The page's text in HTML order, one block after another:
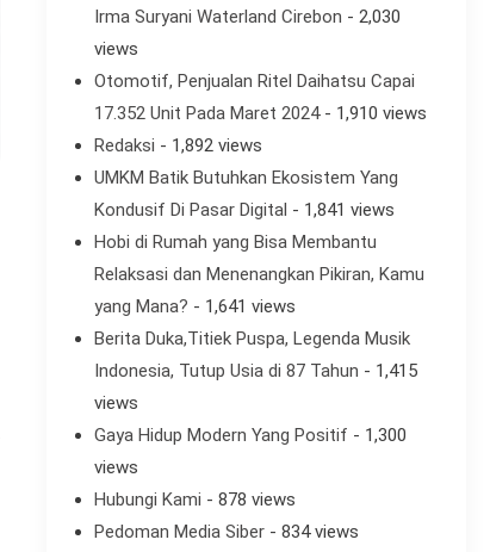
Irma Suryani Waterland Cirebon - 2,030
views
Otomotif, Penjualan Ritel Daihatsu Capai
17.352 Unit Pada Maret 2024- 1,910 views
Redaksi - 1,892 views
UMKM Batik Butuhkan Ekosistem Yang
Kondusif Di Pasar Digital - 1,841 views
Hobi di Rumah yang Bisa Membantu
Relaksasi dan Menenangkan Pikiran, Kamu
yang Mana? - 1,641 views
Berita Duka,Titiek Puspa, Legenda Musik
Indonesia, Tutup Usia di 87 Tahun - 1,415
views
Gaya Hidup Modern Yang Positif - 1,300
views
Hubungi Kami - 878 views
Pedoman Media Siber- 834 views